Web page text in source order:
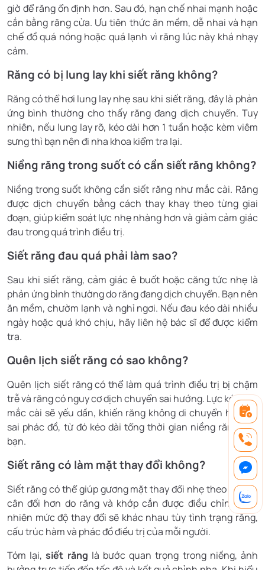
giờ để răng ổn định hơn. Sau đó, hạn chế nhai mạnh hoặc
cắn bằng răng cửa. Ưu tiên thức ăn mềm, dễ nhai và hạn
chế đồ quá nóng hoặc quá lạnh vì răng lúc này khá nhạy
cảm.
Răng có bị lung lay khi siết răng không?
Răng có thể hơi lung lay nhẹ sau khi siết răng, đây là phản
ứng bình thường cho thấy răng đang dịch chuyển. Tuy
nhiên, nếu lung lay rõ, kéo dài hơn 1 tuần hoặc kèm viêm
sưng thì bạn nên đi nha khoa kiểm tra lại.
Niềng răng trong suốt có cần siết răng không?
Niềng trong suốt không cần siết răng như mắc cài. Răng
được dịch chuyển bằng cách thay khay theo từng giai
đoạn, giúp kiểm soát lực nhẹ nhàng hơn và giảm cảm giác
đau trong quá trình điều trị.
Siết răng đau quá phải làm sao?
Sau khi siết răng, cảm giác ê buốt hoặc căng tức nhẹ là
phản ứng bình thường do răng đang dịch chuyển. Bạn nên
ăn mềm, chườm lạnh và nghỉ ngơi. Nếu đau kéo dài nhiều
ngày hoặc quá khó chịu, hãy liên hệ bác sĩ để được kiểm
tra.
Quên lịch siết răng có sao không?
Quên lịch siết răng có thể làm quá trình điều trị bị chậm
trễ và răng có nguy cơ dịch chuyển sai hướng. Lực kéo của
mắc cài sẽ yếu dần, khiến răng không di chuyển hoặc đi
sai phác đồ, từ đó kéo dài tổng thời gian niềng răng của
bạn.
Siết răng có làm mặt thay đổi không?
Siết răng có thể giúp gương mặt thay đổi nhẹ theo hướng
cân đối hơn do răng và khớp cắn được điều chỉnh. Tuy
nhiên mức độ thay đổi sẽ khác nhau tùy tình trạng răng,
cấu trúc hàm và phác đồ điều trị của mỗi người.
Tóm lại,siết răng là bước quan trọng trong niềng, ảnh